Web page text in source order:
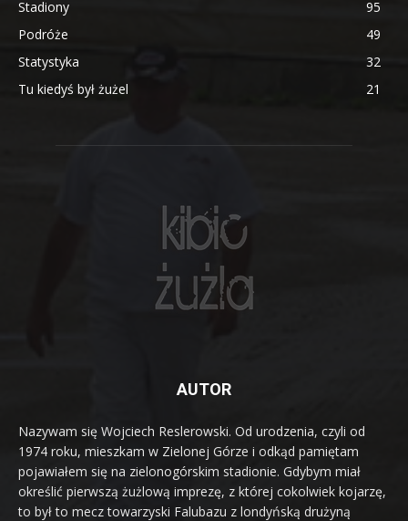
Stadiony
95
Podróże
49
Statystyka
32
Tu kiedyś był żużel
21
AUTOR
Nazywam się Wojciech Reslerowski. Od urodzenia, czyli od
1974 roku, mieszkam w Zielonej Górze i odkąd pamiętam
pojawiałem się na zielonogórskim stadionie. Gdybym miał
określić pierwszą żużlową imprezę, z której cokolwiek kojarzę,
to był to mecz towarzyski Falubazu z londyńską drużyną